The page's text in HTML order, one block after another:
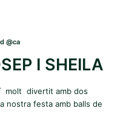
@ca
I SHEILA
molt divertit amb dos
nostra festa amb balls de